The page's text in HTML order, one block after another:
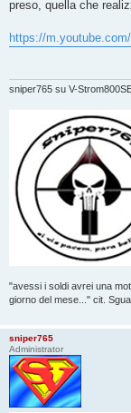
a
i
preso, quella che
https://
sniper765 su V-
"avessi i soldi avrei una
giorno del mese..." cit.
sniper765
Administrator